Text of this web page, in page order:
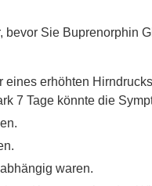
bevor Sie Buprenorphin
erhöhten
7 Tage könnte die
waren.